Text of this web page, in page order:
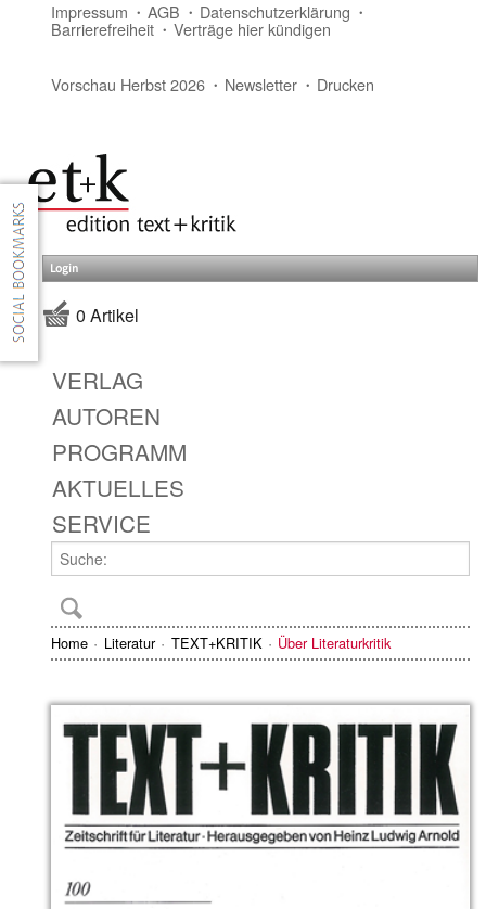
Impressum AGB Datenschutzerklärung
Barrierefreiheit Verträge hier kündigen
Vorschau Herbst 2026 Newsletter Drucken
Login
0 Artikel
VERLAG
AUTOREN
PROGRAMM
AKTUELLES
SERVICE
Home Literatur TEXT+KRITIK Über Literaturkritik